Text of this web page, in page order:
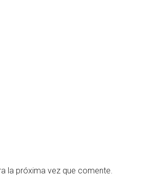
la próxima vez que comente.